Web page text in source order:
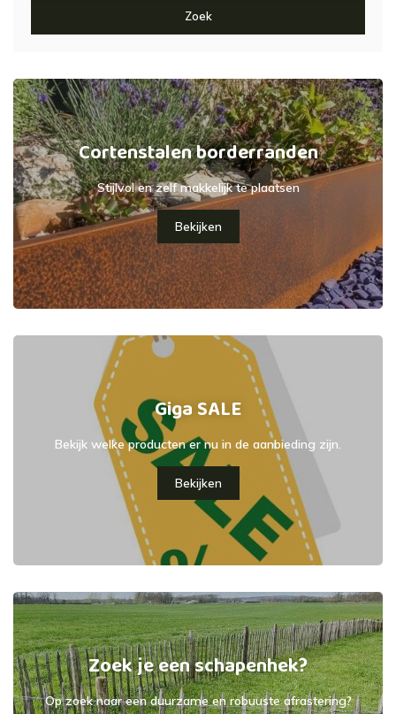
Zoek
Cortenstalen borderranden
Stijlvol en zelf makkelijk te plaatsen
Bekijken
Giga SALE
Bekijk welke producten er nu in de aanbieding zijn.
Bekijken
Zoek je een schapenhek?
Op zoek naar een duurzame en robuuste afrastering?